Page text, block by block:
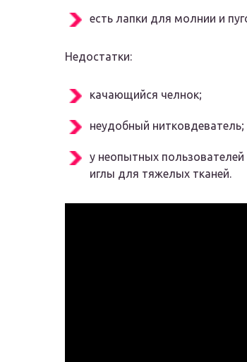
есть лапки для молнии и
Недостатки:
качающийся челнок;
неудобный нитковдеватель;
у неопытных
иглы для тяжелых тканей.